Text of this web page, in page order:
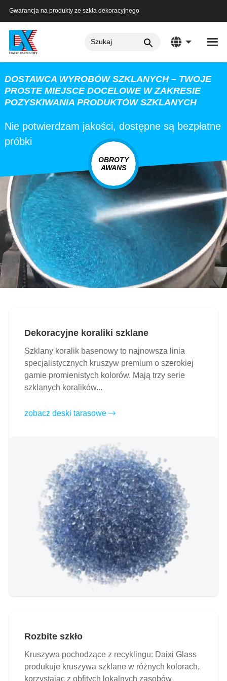
Gwarancja na produkty ze szkła dekoracyjnego
DOSTAWCA WYROBÓW SZKLANYCH – TWOJE
PROSTE MIEJSCE DOCELOWE W ZAKRESIE
POZYSKIWANIA PRODUKTÓW SZKLANYCH
Nie potwierdzam jakości, dostępne są bezpłatne
próbki
OBROTY
AWANS
Dekoracyjne koraliki szklane
Szklany koralik basenowy to najnowsza linia
specjalistycznych kruszyw premium o szerokiej
gamie promienistych kolorów. Mają trzy serie
szklanych koralików...
zobacz deski tarasowe
Rozbite szkło
Kruszywa pochodzące z recyklingu: Daixi Glass
produkuje kruszywa szklane w różnych kolorach,
korzystając z obfitych lokalnych zasobów